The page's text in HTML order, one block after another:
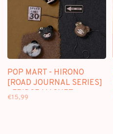
POP MART - HIRONO
[ROAD JOURNAL SERIES]
- FRIDGE MAGNET
€15,99